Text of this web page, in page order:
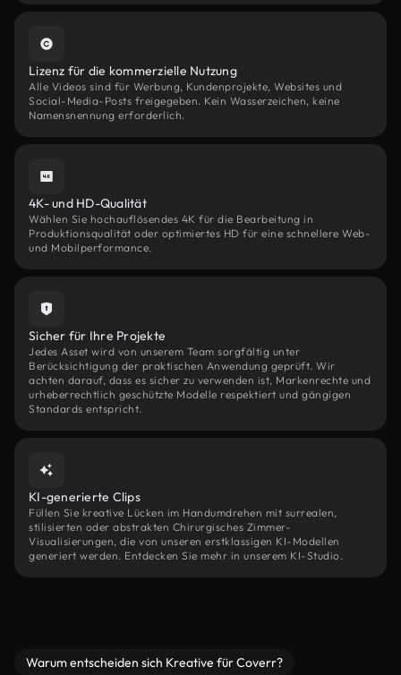
Lizenz für die kommerzielle Nutzung
Alle Videos sind für Werbung, Kundenprojekte, Websites und
Social-Media-Posts freigegeben. Kein Wasserzeichen, keine
Namensnennung erforderlich.
4K- und HD-Qualität
Wählen Sie hochauflösendes 4K für die Bearbeitung in
Produktionsqualität oder optimiertes HD für eine schnellere Web-
und Mobilperformance.
Sicher für Ihre Projekte
Jedes Asset wird von unserem Team sorgfältig unter
Berücksichtigung der praktischen Anwendung geprüft. Wir
achten darauf, dass es sicher zu verwenden ist, Markenrechte und
urheberrechtlich geschützte Modelle respektiert und gängigen
Standards entspricht.
KI-generierte Clips
Füllen Sie kreative Lücken im Handumdrehen mit surrealen,
stilisierten oder abstrakten Chirurgisches Zimmer-
Visualisierungen, die von unseren erstklassigen KI-Modellen
generiert werden. Entdecken Sie mehr in unserem KI-Studio.
Warum entscheiden sich Kreative für Coverr?